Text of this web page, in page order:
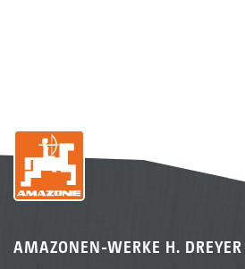
AMAZONEN-WERKE H.